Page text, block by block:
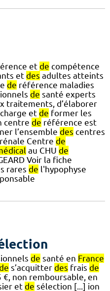
et de compétence
et des adultes atteints
de référence maladies
de santé experts
traitements, d’élaborer
et de former les
centre de référence est
l’ensemble des centres
Centre de
au CHU de
Voir la fiche
rares de l'hypophyse
de santé en France
s’acquitter des frais de
€, non remboursable, en
et de sélection [...] ion